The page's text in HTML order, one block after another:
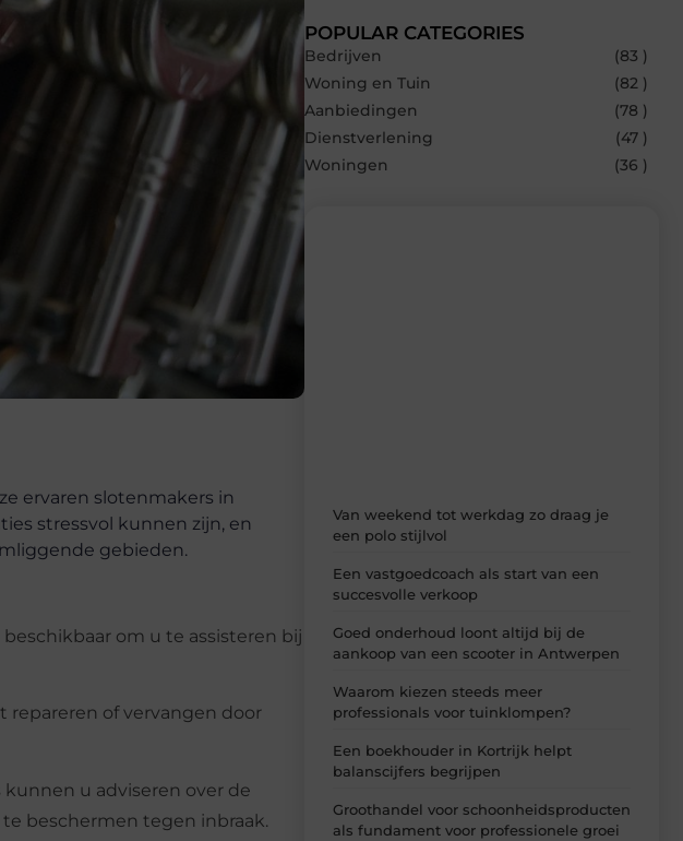
ervaren slotenmakers in
stressvol kunnen zijn, en
gebieden.
om u te assisteren bij
repareren of vervangen door
u adviseren over de
beschermen tegen inbraak.
POPULAR CATEGORIES
Bedrijven
(83 )
Woning en Tuin
(82 )
Aanbiedingen
(78 )
Dienstverlening
(47 )
Woningen
(36 )
Van weekend tot werkdag zo draag je
een polo stijlvol
Een vastgoedcoach als start van een
succesvolle verkoop
Goed onderhoud loont altijd bij de
aankoop van een scooter in Antwerpen
Waarom kiezen steeds meer
professionals voor tuinklompen?
Een boekhouder in Kortrijk helpt
balanscijfers begrijpen
Groothandel voor schoonheidsproducten
als fundament voor professionele groei